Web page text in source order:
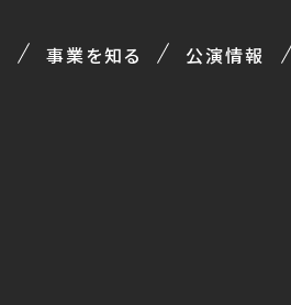
事業を知る 公演情報